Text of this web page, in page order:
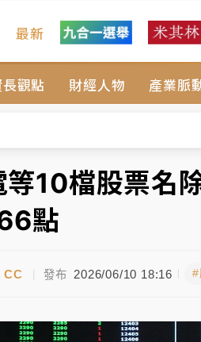
最新
觀點 財經人物 產業脈
才推「E宿新北打卡趣」！抽
金會想增加董事人數！辜仲諒
藏經》特展第2檔！今線上預約
長涉圖利渡假村！東檢抗告成
瑄詐慈濟10億！黃金158kg遭查
等10檔股票名
點
CC | 發布 2026/06/10 18:16 #